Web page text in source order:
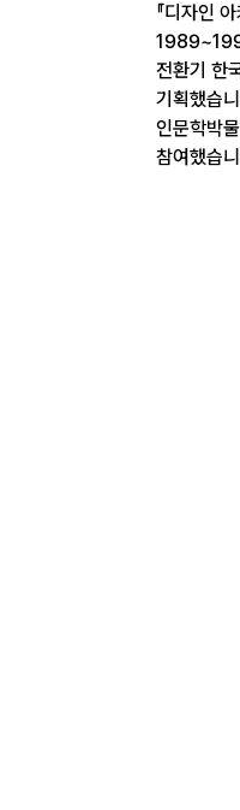
『디자인
전환기 한
기획했습
인문학박
참여했습